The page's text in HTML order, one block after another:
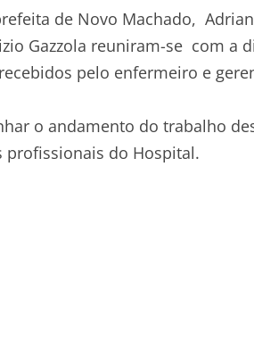
de Novo Machado,
Gazzola reuniram-se com a
pelo enfermeiro e
o andamento do trabalho
do Hospital.